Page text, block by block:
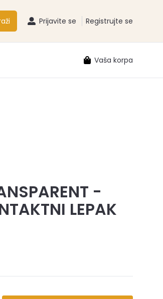
Prijavite se Registrujte se
Vaša korpa
-
LEPAK